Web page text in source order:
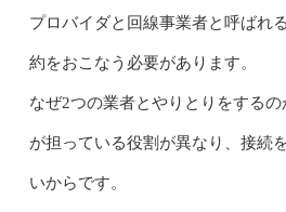
プロバイダと回線事業者と呼ばれ
約をおこなう必要があります。
なぜ2つの業者とやりとりをする
が担っている役割が異なり、接続
いからです。